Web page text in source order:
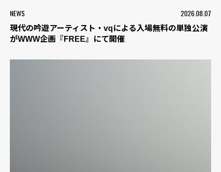
NEWS 2026.08.07
現代の吟遊アーティスト・vqによる入場無料の単独公演
がWWW企画『FREE』にて開催